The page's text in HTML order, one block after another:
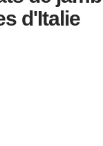
d'Italie